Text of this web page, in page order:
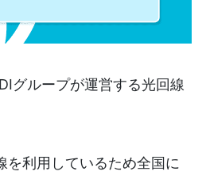
グループが運営する光回線
を利用しているため全国に